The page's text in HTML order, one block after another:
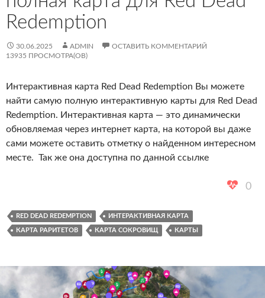
Redemption
30.06.2025 ADMIN
ОСТАВИТЬ КОММЕНТАРИЙ
13935 ПРОСМОТРА(ОВ)
Интерактивная карта Red Dead Redemption Вы можете
найти самую полную интерактивную карты для Red Dead
Redemption. Интерактивная карта — это динамически
обновляемая через интернет карта, на которой вы даже
сами можете оставить отметку о найденном интересном
месте. Так же она доступна по данной ссылке
0
RED DEAD REDEMPTION ИНТЕРАКТИВНАЯ КАРТА
КАРТА РАРИТЕТОВ КАРТА СОКРОВИЩ КАРТЫ